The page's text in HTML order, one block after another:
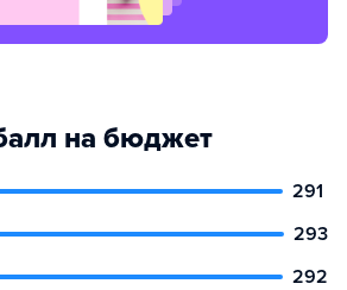
на бюджет
291
293
292